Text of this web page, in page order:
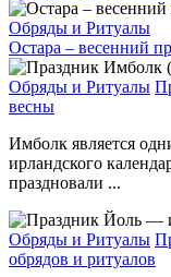
Обряды и Ритуалы
Остара – весенний
Обряды и Ритуалы
весны
Имболк является
ирландского
праздновали ...
Обряды и Ритуалы
обрядов и ритуалов